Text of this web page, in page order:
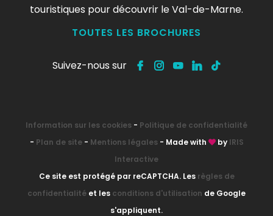
touristiques pour découvrir le Val-de-Marne.
TOUTES LES BROCHURES
Suivez-nous sur
Information sur les cookies - Politique de confidentialité
- Plan de site- Mentions légales- Made with by IRIS
Interactive
Ce site est protégé par reCAPTCHA. Les règles de
confidentialité et les conditions d'utilisation de Google
s'appliquent.